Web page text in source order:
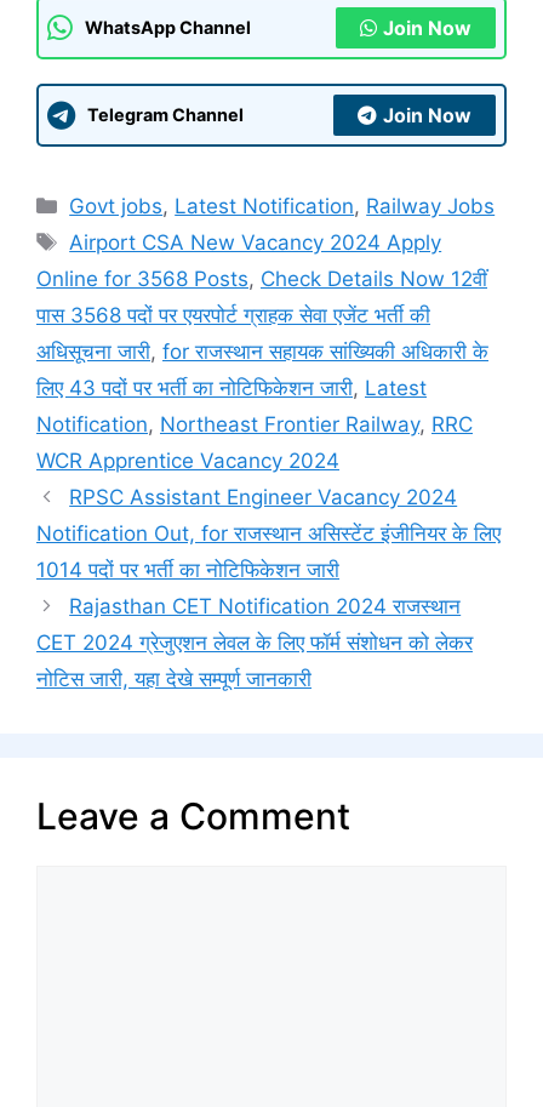
WhatsApp Channel Join Now
Telegram Channel Join Now
Categories
Govt jobs, Latest Notification, Railway Jobs
Tags
Airport CSA New Vacancy 2024 Apply
Online for 3568 Posts, Check Details Now 12वीं
पास 3568 पदों पर एयरपोर्ट ग्राहक सेवा एजेंट भर्ती की
अधिसूचना जारी, for राजस्थान सहायक सांख्यिकी अधिकारी के
लिए 43 पदों पर भर्ती का नोटिफिकेशन जारी, Latest
Notification, Northeast Frontier Railway, RRC
WCR Apprentice Vacancy 2024
RPSC Assistant Engineer Vacancy 2024
Notification Out, for राजस्थान असिस्टेंट इंजीनियर के लिए
1014 पदों पर भर्ती का नोटिफिकेशन जारी
Rajasthan CET Notification 2024 राजस्थान
CET 2024 ग्रेजुएशन लेवल के लिए फॉर्म संशोधन को लेकर
नोटिस जारी, यहा देखे सम्पूर्ण जानकारी
Leave a Comment